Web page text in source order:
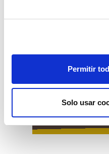
Permitir
Solo usar
valvula flotador
29,09€